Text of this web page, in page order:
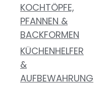
KOCHTÖPFE,
PFANNEN &
BACKFORMEN
KÜCHENHELFER
&
AUFBEWAHRUNG